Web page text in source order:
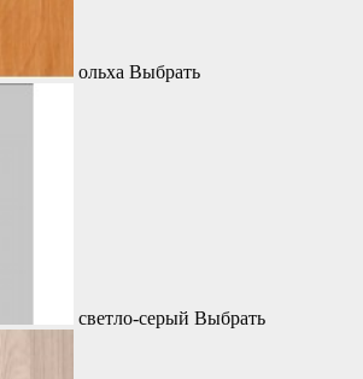
ольха Выбрать
светло-серый Выбрать